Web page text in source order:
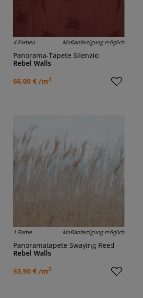
4 Farben Maßanfertigung möglich
Panorama-Tapete Silenzio
Rebel Walls
66,00 € /m2
1 Farbe Maßanfertigung möglich
Panoramatapete Swaying Reed
Rebel Walls
53,90 € /m2